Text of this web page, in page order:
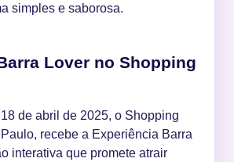
simples e saborosa.
Lover no Shopping
de abril de 2025, o Shopping
recebe a Experiência Barra
interativa que promete atrair